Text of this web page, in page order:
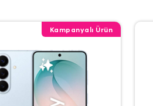
Kampanyalı Ürün